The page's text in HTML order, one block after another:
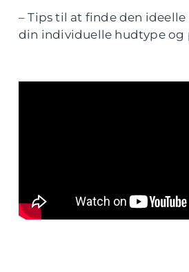
– Tips til at finde den
din individuelle hudtype